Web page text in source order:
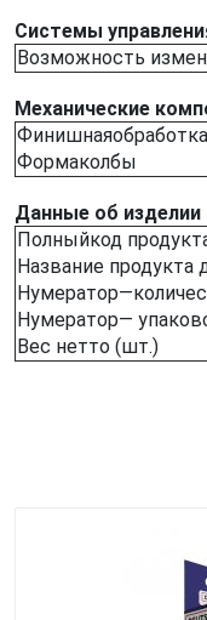
Системы
Возможность
Механические
Формаколбы
Данные об изделии
Полныйкод
Название продукта
Нумератор—
Вес нетто (шт.)